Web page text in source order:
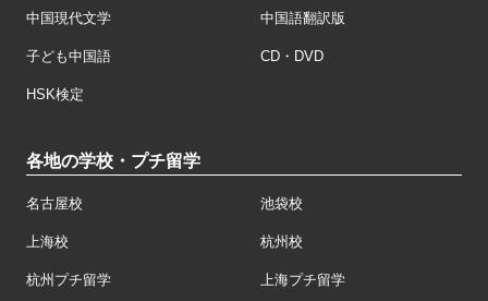
中国現代文学 中国語翻訳版
子ども中国語 CD・DVD
HSK検定
各地の学校・プチ留学
名古屋校 池袋校
上海校 杭州校
杭州プチ留学 上海プチ留学